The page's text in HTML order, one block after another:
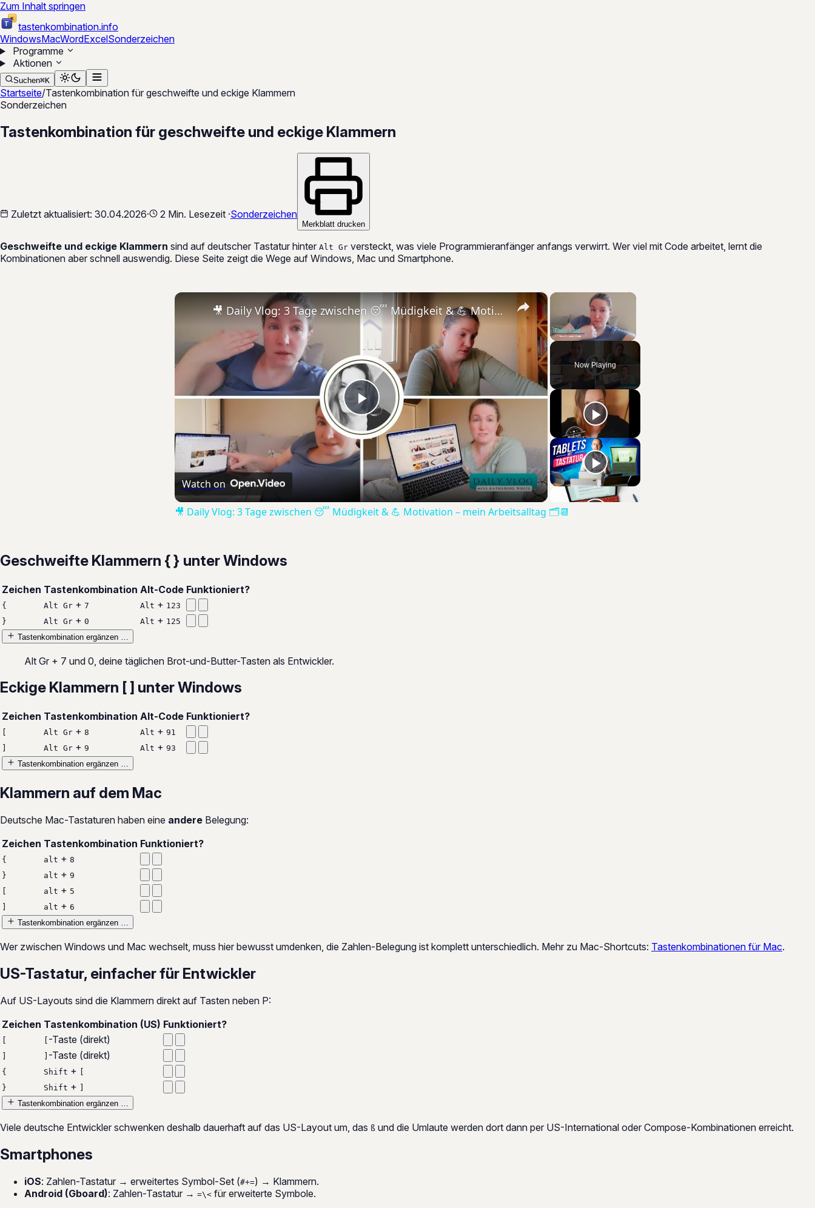
K
T
Zum Inhalt springen
tastenkombination.info
WindowsMacWordExcelSonderzeichen
Programme
Aktionen
Suchen⌘K
Startseite/Tastenkombination für geschweifte und eckige Klammern
Sonderzeichen
Tastenkombination für geschweifte und eckige Klammern
Zuletzt aktualisiert: 30.04.2026· 2 Min. Lesezeit ·Sonderzeichen
Merkblatt drucken
Geschweifte und eckige Klammern sind auf deutscher Tastatur hinter Alt Gr versteckt, was viele Programmieranfänger anfangs verwirrt. Wer viel mit Code arbeitet, lernt die
Kombinationen aber schnell auswendig. Diese Seite zeigt die Wege auf Windows, Mac und Smartphone.
×
Now Playing
×
Play
Video
🎥 Daily Vlog: 3 Tage zwischen 😴 Müdigkeit & 💪 Motivation – mein Arbeitsalltag 🗂️📆
Watch on
🎥 Daily Vlog: 3 Tage zwischen 😴 Müdigkeit & 💪 Motivation – mein Arbeitsalltag 🗂️📆
Geschweifte Klammern { } unter Windows
Zeichen Tastenkombination Alt-Code Funktioniert?
{ Alt Gr + 7 Alt + 123
}
Alt Gr + 0 Alt + 125
Tastenkombination ergänzen …
Alt Gr + 7 und 0, deine täglichen Brot-und-Butter-Tasten als Entwickler.
Eckige Klammern [ ] unter Windows
Zeichen Tastenkombination Alt-Code Funktioniert?
Alt Gr + 8 Alt + 91
Alt Gr + 9 Alt + 93
Tastenkombination ergänzen …
Klammern auf dem Mac
Deutsche Mac-Tastaturen haben eine andere Belegung:
Zeichen Tastenkombination Funktioniert?
{ alt + 8
}
alt + 9
alt + 5
alt + 6
Tastenkombination ergänzen …
Wer zwischen Windows und Mac wechselt, muss hier bewusst umdenken, die Zahlen-Belegung ist komplett unterschiedlich. Mehr zu Mac-Shortcuts: Tastenkombinationen für Mac.
US-Tastatur, einfacher für Entwickler
Auf US-Layouts sind die Klammern direkt auf Tasten neben P:
Zeichen Tastenkombination (US) Funktioniert?
-Taste (direkt)
-Taste (direkt)
{ Shift +
}
Shift +
Tastenkombination ergänzen …
Viele deutsche Entwickler schwenken deshalb dauerhaft auf das US-Layout um, das ß und die Umlaute werden dort dann per US-International oder Compose-Kombinationen erreicht.
Smartphones
iOS: Zahlen-Tastatur → erweitertes Symbol-Set (#+=) → Klammern.
Android (Gboard): Zahlen-Tastatur → =\< für erweiterte Symbole.